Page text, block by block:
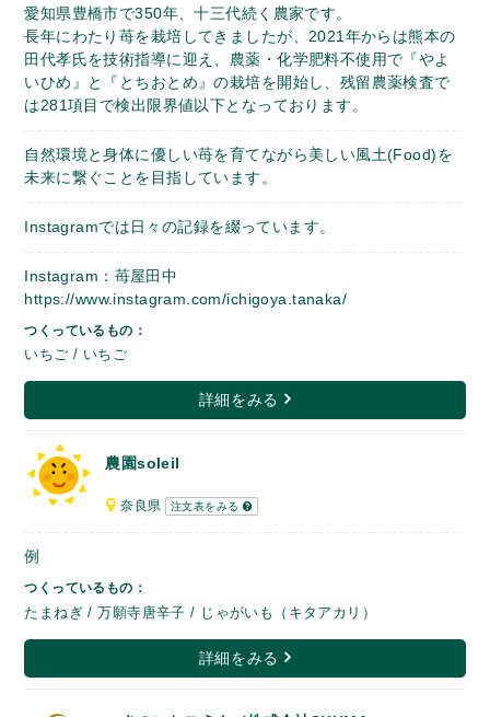
愛知県豊橋市で350年、十三代続く農家です。
長年にわたり苺を栽培してきましたが、2021年からは熊本の
田代孝氏を技術指導に迎え、農薬・化学肥料不使用で『やよ
いひめ』と『とちおとめ』の栽培を開始し、残留農薬検査で
は281項目で検出限界値以下となっております。
自然環境と身体に優しい苺を育てながら美しい風土(Food)を
未来に繋ぐことを目指しています。
Instagramでは日々の記録を綴っています。
Instagram：苺屋田中
https://www.instagram.com/ichigoya.tanaka/
つくっているもの：
いちご / いちご
詳細をみる
農園soleil
奈良県 注文表をみる
例
つくっているもの：
たまねぎ / 万願寺唐辛子 / じゃがいも（キタアカリ）
詳細をみる